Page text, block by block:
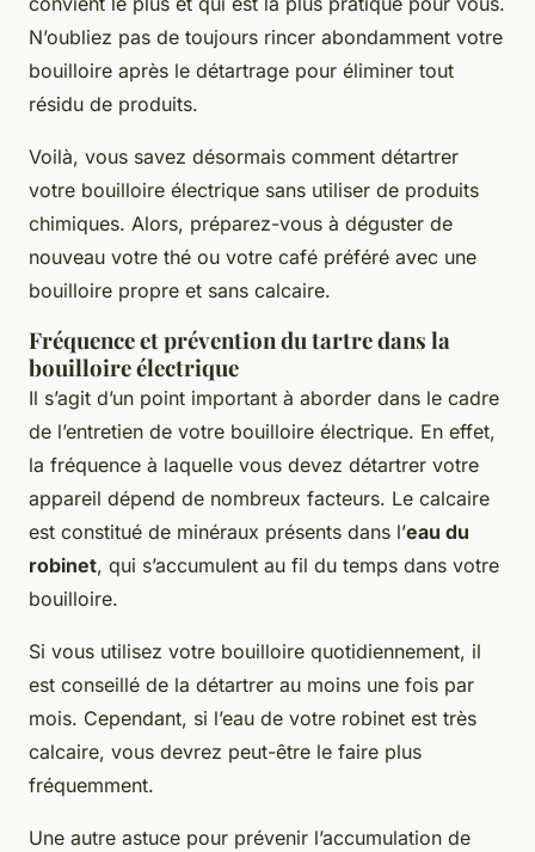
N’oubliez pas de toujours rincer abondamment votre
bouilloire après le détartrage pour éliminer tout
résidu de produits.
Voilà, vous savez désormais comment détartrer
votre bouilloire électrique sans utiliser de produits
chimiques. Alors, préparez-vous à déguster de
nouveau votre thé ou votre café préféré avec une
bouilloire propre et sans calcaire.
Fréquence et prévention du tartre dans la
bouilloire électrique
Il s’agit d’un point important à aborder dans le cadre
de l’entretien de votre bouilloire électrique. En effet,
la fréquence à laquelle vous devez détartrer votre
appareil dépend de nombreux facteurs. Le calcaire
est constitué de minéraux présents dans l’eau du
robinet, qui s’accumulent au fil du temps dans votre
bouilloire.
Si vous utilisez votre bouilloire quotidiennement, il
est conseillé de la détartrer au moins une fois par
mois. Cependant, si l’eau de votre robinet est très
calcaire, vous devrez peut-être le faire plus
fréquemment.
Une autre astuce pour prévenir l’accumulation de